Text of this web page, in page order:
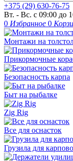
+375 (29) 630-76-75
Вт. - Вс. с 09:00 до
0 Избранное 0
Монтажи на
Прикормочные
Безопасность карпа
Быт на рыбалке
Zig Rig
Все для оснасток
Грузила для